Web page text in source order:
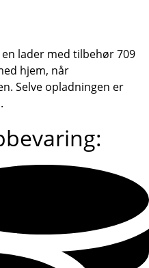
lader med tilbehør 709
hjem, når
Selve opladningen er